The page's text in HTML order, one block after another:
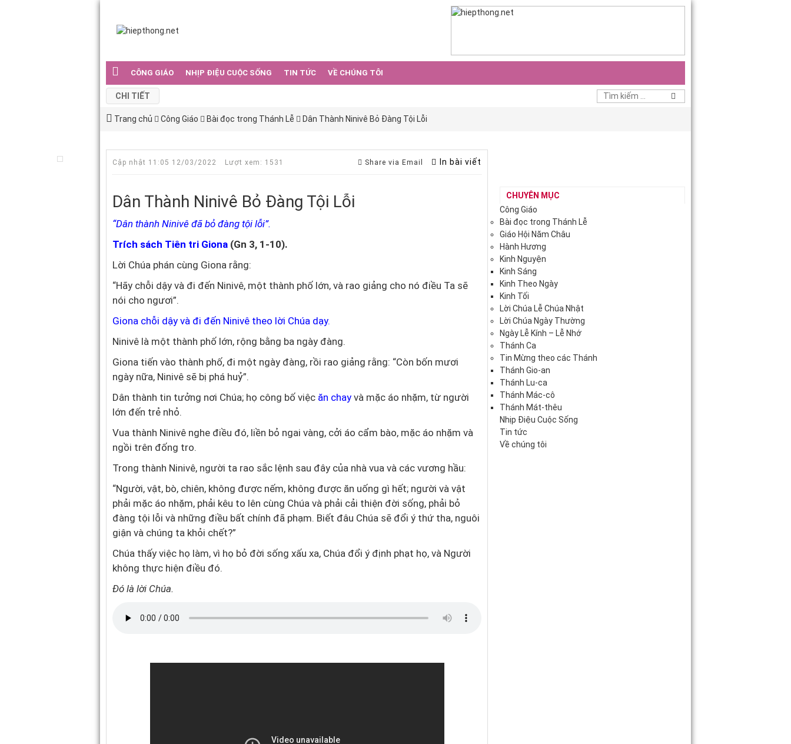
CÔNG GIÁO NHỊP ĐIỆU CUỘC SỐNG TIN TỨC VỀ CHÚNG TÔI
CHI TIẾT
Trang chủ Công Giáo Bài đọc trong Thánh Lễ Dân Thành Ninivê Bỏ Đàng Tội Lỗi
Cập nhật 11:05 12/03/2022 Lượt xem: 1531 Share via Email In bài viết
Dân Thành Ninivê Bỏ Đàng Tội Lỗi
“Dân thành Ninivê đã bỏ đàng tội lỗi”.
Trích sách Tiên tri Giona (Gn 3, 1-10).
Lời Chúa phán cùng Giona rằng:
“Hãy chỗi dậy và đi đến Ninivê, một thành phố lớn, và rao giảng cho nó điều Ta sẽ
nói cho ngươi”.
Giona chỗi dậy và đi đến Ninivê theo lời Chúa dạy.
Ninivê là một thành phố lớn, rộng bằng ba ngày đàng.
Giona tiến vào thành phố, đi một ngày đàng, rồi rao giảng rằng: “Còn bốn mươi
ngày nữa, Ninivê sẽ bị phá huỷ”.
Dân thành tin tưởng nơi Chúa; họ công bố việc ăn chay và mặc áo nhặm, từ người
lớn đến trẻ nhỏ.
Vua thành Ninivê nghe điều đó, liền bỏ ngai vàng, cởi áo cẩm bào, mặc áo nhặm và
ngồi trên đống tro.
Trong thành Ninivê, người ta rao sắc lệnh sau đây của nhà vua và các vương hầu:
“Người, vật, bò, chiên, không được nếm, không được ăn uống gì hết; người và vật
phải mặc áo nhặm, phải kêu to lên cùng Chúa và phải cải thiện đời sống, phải bỏ
đàng tội lỗi và những điều bất chính đã phạm. Biết đâu Chúa sẽ đổi ý thứ tha, nguôi
giận và chúng ta khỏi chết?”
Chúa thấy việc họ làm, vì họ bỏ đời sống xấu xa, Chúa đổi ý định phạt họ, và Người
không thực hiện điều đó.
Đó là lời Chúa.
CHUYÊN MỤC
Công Giáo
Bài đọc trong Thánh Lễ
Giáo Hội Năm Châu
Hành Hương
Kinh Nguyện
Kinh Sáng
Kinh Theo Ngày
Kinh Tối
Lời Chúa Lễ Chúa Nhật
Lời Chúa Ngày Thường
Ngày Lễ Kính – Lễ Nhớ
Thánh Ca
Tin Mừng theo các Thánh
Thánh Gio-an
Thánh Lu-ca
Thánh Mác-cô
Thánh Mát-thêu
Nhịp Điệu Cuộc Sống
Tin tức
Về chúng tôi